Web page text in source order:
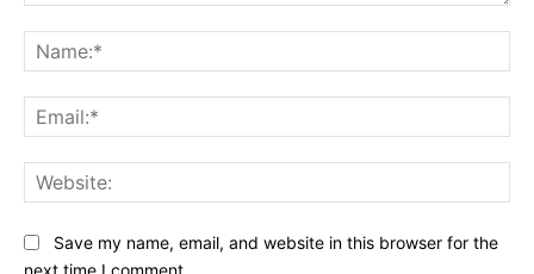
Save my name, email, and website in this browser for the
next time I comment.